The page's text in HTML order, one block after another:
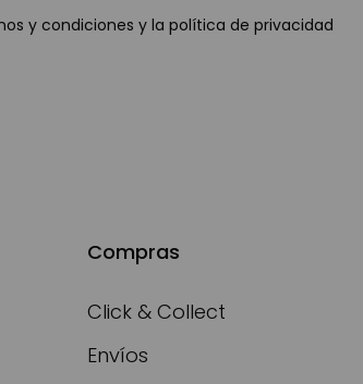
noticias:
y condiciones y la política de privacidad
Compras
Click & Collect
Envíos